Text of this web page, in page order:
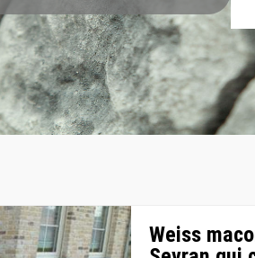
Weiss